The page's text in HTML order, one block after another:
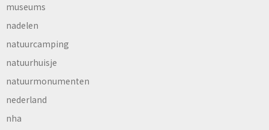
museums
nadelen
natuurcamping
natuurhuisje
natuurmonumenten
nederland
nha